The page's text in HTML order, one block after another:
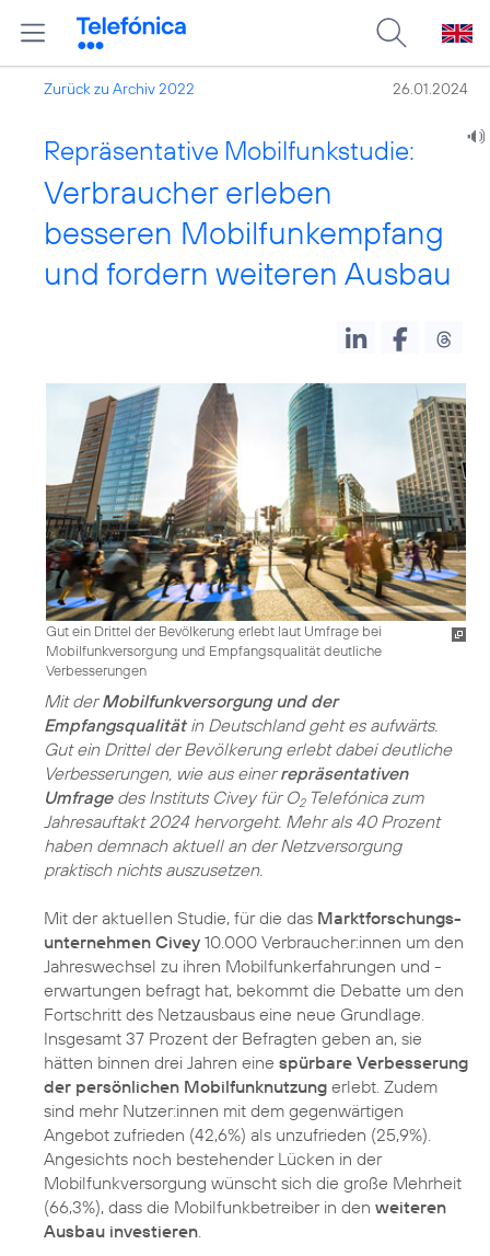
Zurück zu Archiv 2022 26.01.2024
Repräsentative Mobilfunkstudie:
Verbraucher erleben
besseren Mobilfunkempfang
und fordern weiteren Ausbau
Gut ein Drittel der Bevölkerung erlebt laut Umfrage bei
Mobilfunk­versorgung und Empfangsqualität deutliche
Verbesserungen
Mit derMobilfunkversorgung und der
Empfangsqualitätin Deutschland geht es aufwärts.
Gut ein Drittel der Bevölkerung erlebt dabei deutliche
Verbesserungen, wie aus einerrepräsentativen
Umfragedes Instituts Civey für O2Telefónica zum
Jahresauftakt 2024 hervorgeht. Mehr als 40 Prozent
haben demnach aktuell an der Netzversorgung
praktisch nichts auszusetzen.
Mit der aktuellen Studie, für die das Marktforschungs­
unternehmen Civey 10.000 Verbraucher:innen um den
Jahreswechsel zu ihren Mobilfunkerfahrungen und -
erwartungen befragt hat, bekommt die Debatte um den
Fortschritt des Netzausbaus eine neue Grundlage.
Insgesamt 37 Prozent der Befragten geben an, sie
hätten binnen drei Jahren eine spürbare Verbesserung
der persönlichen Mobilfunknutzung erlebt. Zudem
sind mehr Nutzer:innen mit dem gegenwärtigen
Angebot zufrieden (42,6%) als unzufrieden (25,9%).
Angesichts noch bestehender Lücken in der
Mobilfunkversorgung wünscht sich die große Mehrheit
(66,3%), dass die Mobilfunkbetreiber in den weiteren
Ausbau investieren